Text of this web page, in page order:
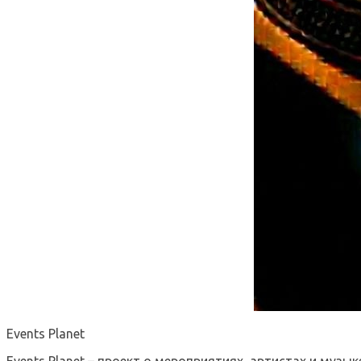
Events Planet